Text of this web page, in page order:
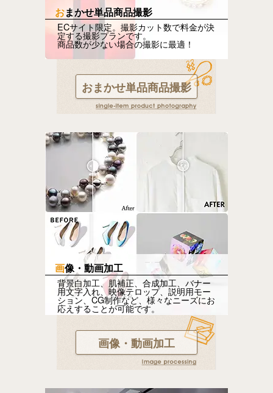
おまかせ単品商品撮影
ECサイト限定。撮影カット数で料金が決
定する撮影プランです。
商品数が少ない場合の撮影に最適！
おまかせ単品商品撮影
画像・動画加工
背景白加工、肌補正、合成加工、バナー
用文字入れ、映像テロップ、説明用モー
ション、CG制作など、様々なニーズにお
応えすることが可能です。
画像・動画加工